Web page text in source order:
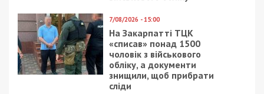
7/08/2026 - 15:00
На Закарпатті ТЦК
«списав» понад 1500
чоловік з військового
обліку, а документи
знищили, щоб прибрати
сліди